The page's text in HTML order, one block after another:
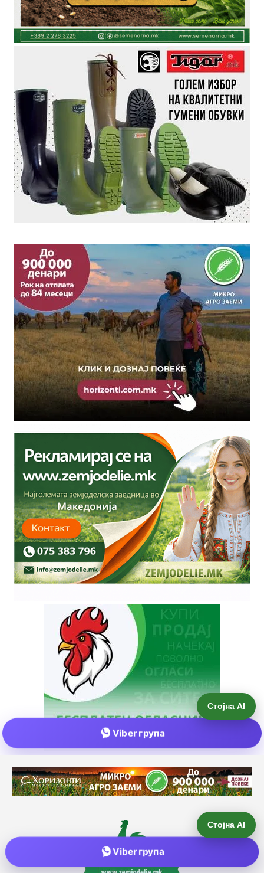
Стојна AI
Viber група